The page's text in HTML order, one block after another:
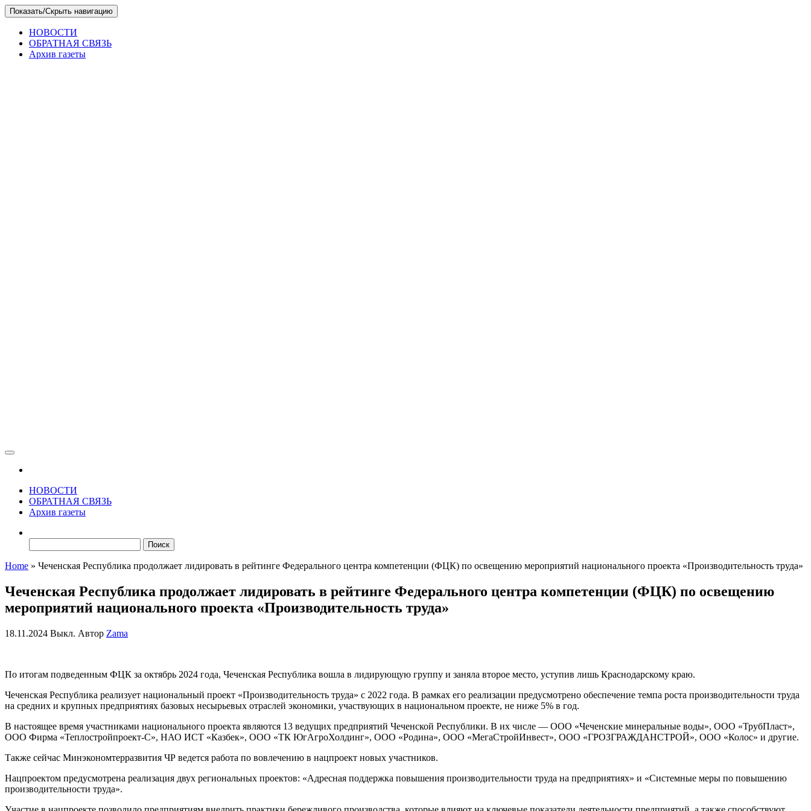
Skip
to
content
Показать/Скрыть навигацию
НОВОСТИ
ОБРАТНАЯ СВЯЗЬ
Архив газеты
НОВОСТИ
ОБРАТНАЯ СВЯЗЬ
Архив газеты
Home » Чеченская Республика продолжает лидировать в рейтинге Федерального центра компетенции (ФЦК) по освещению мероприятий национального проекта «Производительность труда»
Чеченская Республика продолжает лидировать в рейтинге Федерального центра компетенции (ФЦК) по освещению
мероприятий национального проекта «Производительность труда»
18.11.2024 Выкл. Автор Zama
По итогам подведенным ФЦК за октябрь 2024 года, Чеченская Республика вошла в лидирующую группу и заняла второе место, уступив лишь Краснодарскому краю.
Чеченская Республика реализует национальный проект «Производительность труда» с 2022 года. В рамках его реализации предусмотрено обеспечение темпа роста производительности труда
на средних и крупных предприятиях базовых несырьевых отраслей экономики, участвующих в национальном проекте, не ниже 5% в год.
В настоящее время участниками национального проекта являются 13 ведущих предприятий Чеченской Республики. В их числе — ООО «Чеченские минеральные воды», ООО «ТрубПласт»,
ООО Фирма «Теплостройпроект-С», НАО ИСТ «Казбек», ООО «ТК ЮгАгроХолдинг», ООО «Родина», ООО «МегаСтройИнвест», ООО «ГРОЗГРАЖДАНСТРОЙ», ООО «Колос» и другие.
Также сейчас Минэкономтерразвития ЧР ведется работа по вовлечению в нацпроект новых участников.
Нацпроектом предусмотрена реализация двух региональных проектов: «Адресная поддержка повышения производительности труда на предприятиях» и «Системные меры по повышению
производительности труда».